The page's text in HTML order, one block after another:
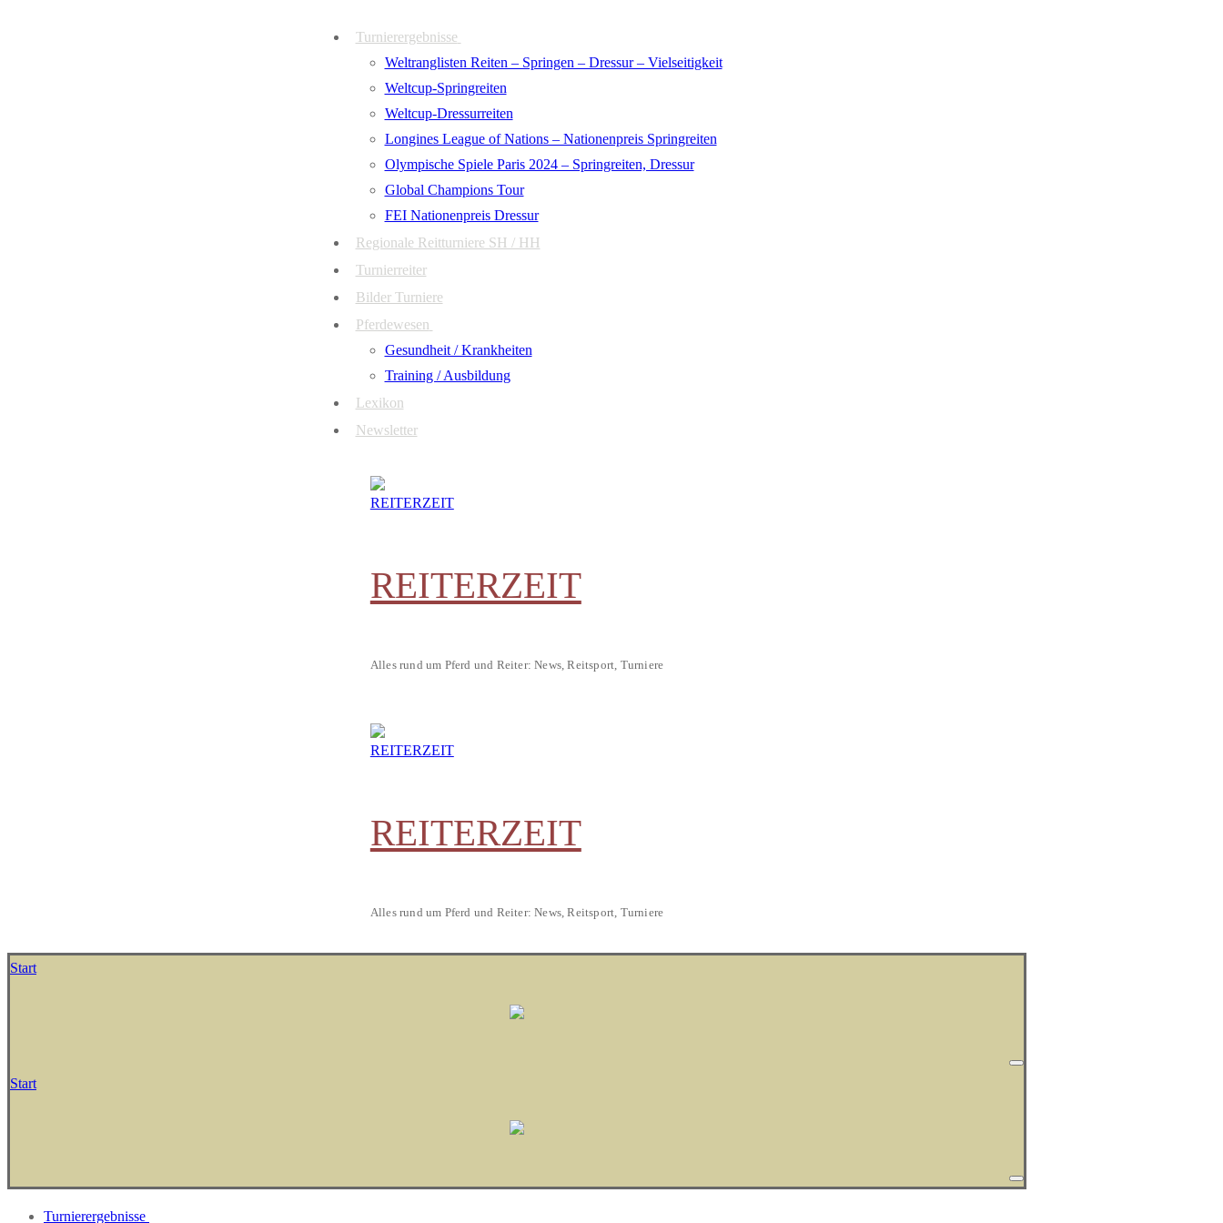
Turnierergebnisse
Weltranglisten Reiten – Springen – Dressur – Vielseitigkeit
Weltcup-Springreiten
Weltcup-Dressurreiten
Longines League of Nations – Nationenpreis Springreiten
Olympische Spiele Paris 2024 – Springreiten, Dressur
Global Champions Tour
FEI Nationenpreis Dressur
Regionale Reitturniere SH / HH
Turnierreiter
Bilder Turniere
Pferdewesen
Gesundheit / Krankheiten
Training / Ausbildung
Lexikon
Newsletter
REITERZEIT
Alles rund um Pferd und Reiter: News, Reitsport, Turniere
REITERZEIT
Alles rund um Pferd und Reiter: News, Reitsport, Turniere
Start
Start
Turnierergebnisse